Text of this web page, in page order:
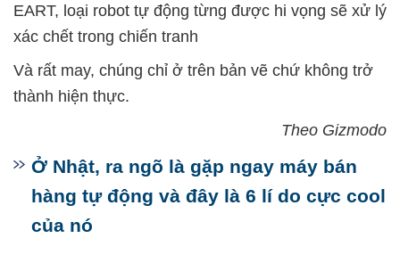
EART, loại robot tự động từng được hi vọng sẽ xử lý
xác chết trong chiến tranh
Và rất may, chúng chỉ ở trên bản vẽ chứ không trở
thành hiện thực.
Theo Gizmodo
Ở Nhật, ra ngõ là gặp ngay máy bán
hàng tự động và đây là 6 lí do cực cool
của nó